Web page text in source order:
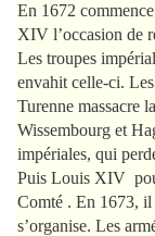
En 1672 commence
XIV l’occasion de
Les troupes
envahit celle-ci.
Turenne massacre
Wissembourg et
impériales, qui
Puis Louis XIV
Comté . En 1673, il
s’organise. Les